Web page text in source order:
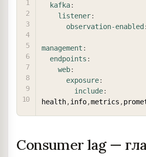
kafka:
listener:
observation-enabled:
management :
endpoints :
web:
exposure:
include:
health,info,metrics ,
Consumer lag —